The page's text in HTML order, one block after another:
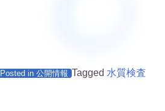
Posted in 公開情報 Tagged 水質検査